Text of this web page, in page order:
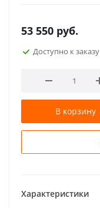
53 550 руб.
Доступно к заказу
В корзину
Характеристики